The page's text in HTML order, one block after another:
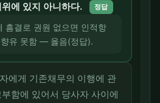
에 있지 아니하다.
정답
흠결로 권원 없으면 인적항
유 못함 — 옳음(정답).
에게 기존채무의 이행에 관
함에 있어서 당사자 사이에